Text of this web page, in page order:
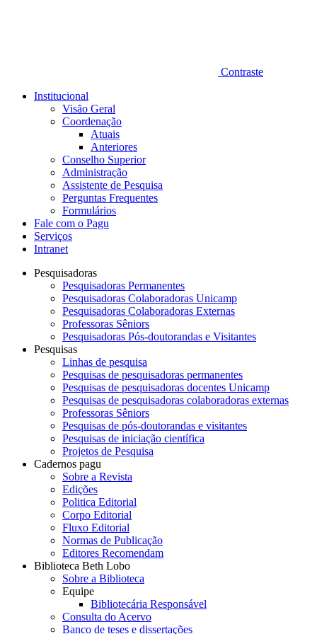
Contraste
Institucional
Visão Geral
Coordenação
Atuais
Anteriores
Conselho Superior
Administração
Assistente de Pesquisa
Perguntas Frequentes
Formulários
Fale com o Pagu
Serviços
Intranet
Pesquisadoras
Pesquisadoras Permanentes
Pesquisadoras Colaboradoras Unicamp
Pesquisadoras Colaboradoras Externas
Professoras Sêniors
Pesquisadoras Pós-doutorandas e Visitantes
Pesquisas
Linhas de pesquisa
Pesquisas de pesquisadoras permanentes
Pesquisas de pesquisadoras docentes Unicamp
Pesquisas de pesquisadoras colaboradoras externas
Professoras Sêniors
Pesquisas de pós-doutorandas e visitantes
Pesquisas de iniciação científica
Projetos de Pesquisa
Cadernos pagu
Sobre a Revista
Edições
Politica Editorial
Corpo Editorial
Fluxo Editorial
Normas de Publicação
Editores Recomendam
Biblioteca Beth Lobo
Sobre a Biblioteca
Equipe
Bibliotecária Responsável
Consulta do Acervo
Banco de teses e dissertações